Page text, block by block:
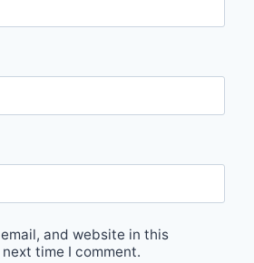
and website in this
time I comment.